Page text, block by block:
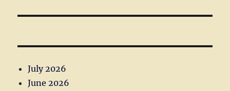
July 2026
June 2026